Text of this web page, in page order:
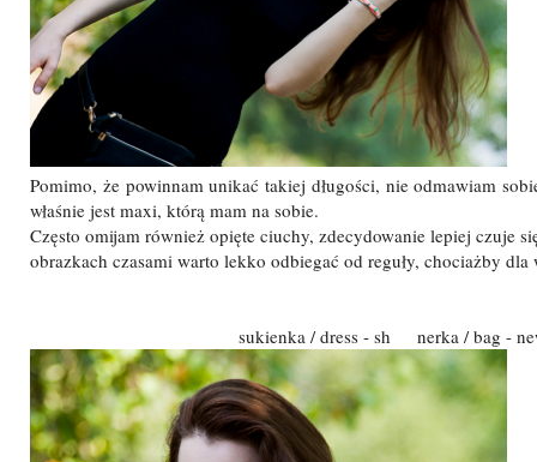
Pomimo, że powinnam unikać takiej długości, nie odmawiam
właśnie jest maxi, którą mam na sobie.
Często omijam również opięte ciuchy, zdecydowanie lepiej czuje
obrazkach czasami warto lekko odbiegać od reguły, chociażby
sukienka / dress - sh nerka / bag -